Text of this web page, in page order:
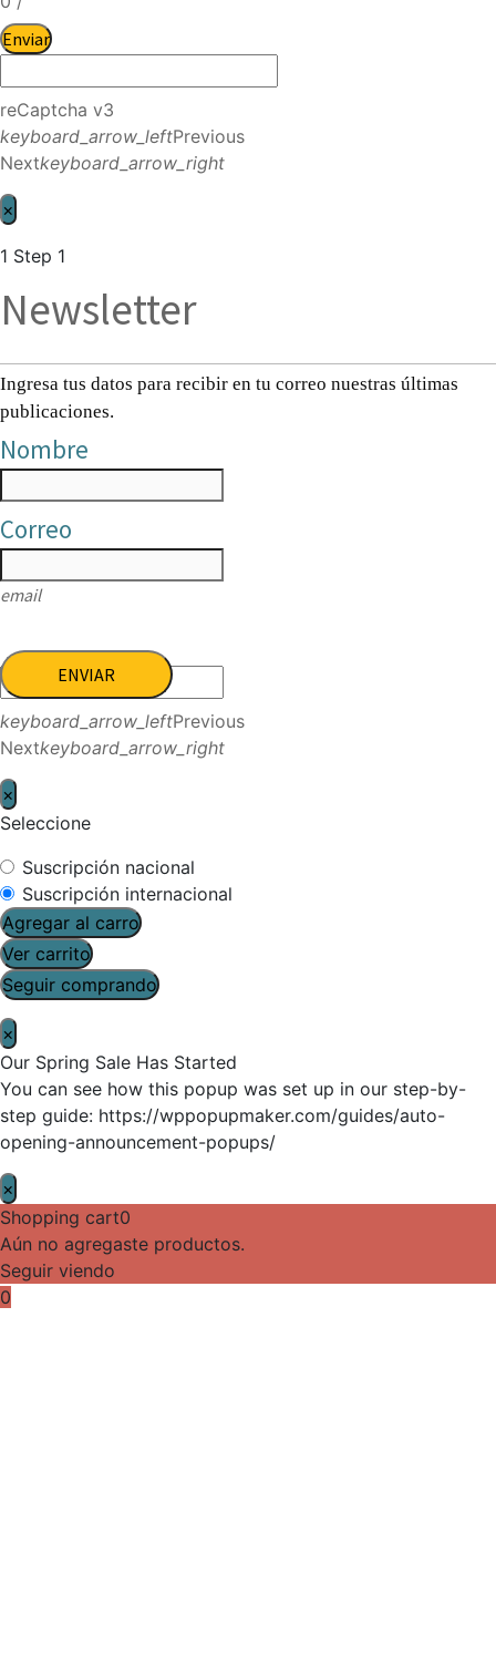
Enviar
reCaptcha v3
keyboard_arrow_leftPrevious
Nextkeyboard_arrow_right
×
1 Step 1
Newsletter
Ingresa tus datos para recibir en tu correo nuestras últimas
publicaciones.
Nombre
Correo
email
ENVIAR
keyboard_arrow_leftPrevious
Nextkeyboard_arrow_right
×
Seleccione
Suscripción nacional
Suscripción internacional
Agregar al carro
Ver carrito
Seguir comprando
×
Our Spring Sale Has Started
You can see how this popup was set up in our step-by-
step guide: https://wppopupmaker.com/guides/auto-
opening-announcement-popups/
×
Shopping cart0
Aún no agregaste productos.
Seguir viendo
0